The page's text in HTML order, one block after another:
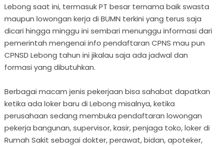
Lebong saat ini, termasuk PT besar ternama baik swasta
maupun lowongan kerja di BUMN terkini yang terus saja
dicari hingga minggu ini sembari menunggu informasi dari
pemerintah mengenai info pendaftaran CPNS mau pun
CPNSD Lebong tahun ini jikalau saja ada jadwal dan
formasi yang dibutuhkan.
Berbagai macam jenis pekerjaan bisa sahabat dapatkan
ketika ada loker baru di Lebong misalnya, ketika
perusahaan sedang membuka pendaftaran lowongan
pekerja bangunan, supervisor, kasir, penjaga toko, loker di
Rumah Sakit sebagai dokter, perawat, bidan, apoteker,